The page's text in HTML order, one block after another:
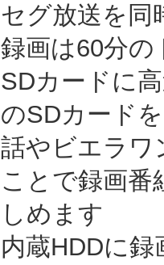
セグ放送を同
録画は60分
SDカードに
のSDカード
話やビエラワ
ことで録画番
しめます
内蔵HDDに